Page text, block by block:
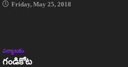
Friday, May 25, 2018
పర్యాటకం
గండికోట